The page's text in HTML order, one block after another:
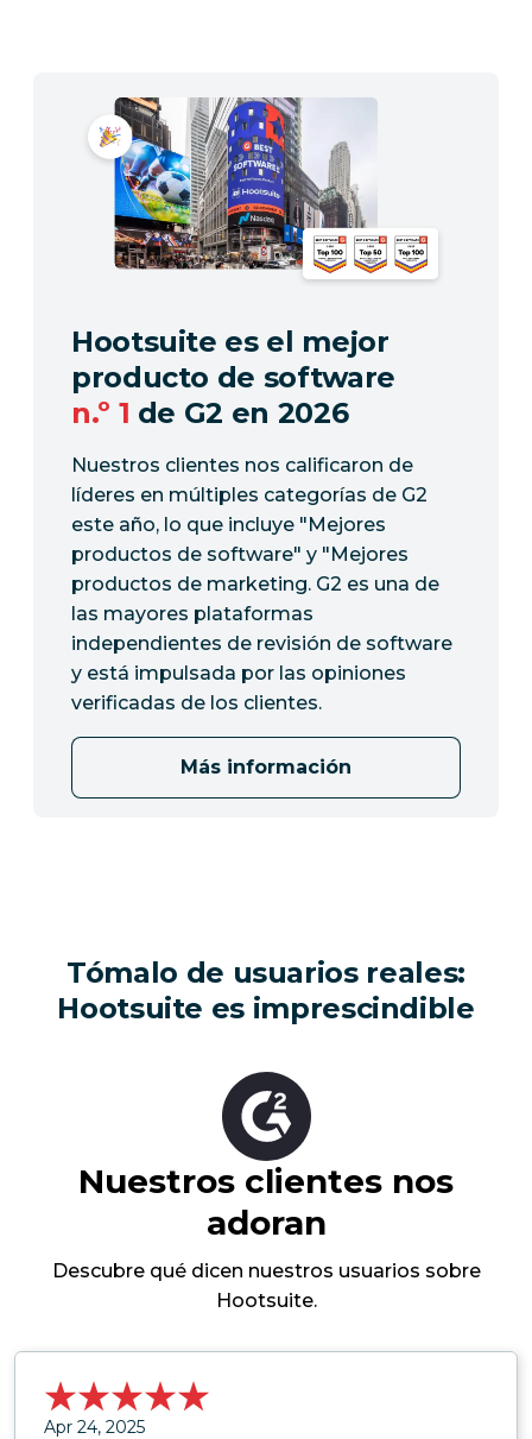
Hootsuite es el mejor
producto de software
n.º 1 de G2 en 2026
Nuestros clientes nos calificaron de
líderes en múltiples categorías de G2
este año, lo que incluye "Mejores
productos de software" y "Mejores
productos de marketing. G2 es una de
las mayores plataformas
independientes de revisión de software
y está impulsada por las opiniones
verificadas de los clientes.
Más información
Tómalo de usuarios reales:
Hootsuite es imprescindible
Nuestros clientes nos
adoran
Descubre qué dicen nuestros usuarios sobre
Hootsuite.
Apr 24, 2025